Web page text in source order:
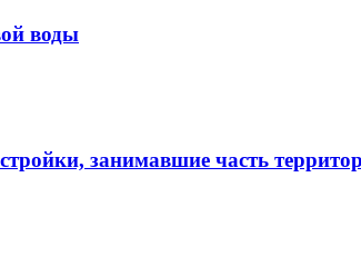
воды
занимавшие часть